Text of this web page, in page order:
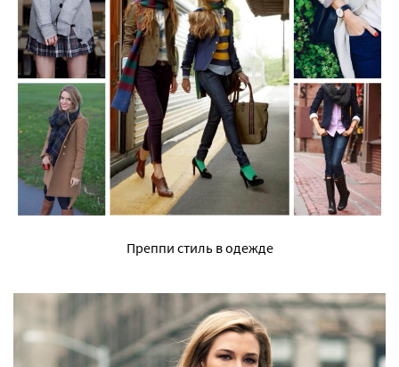
Преппи стиль в одежде